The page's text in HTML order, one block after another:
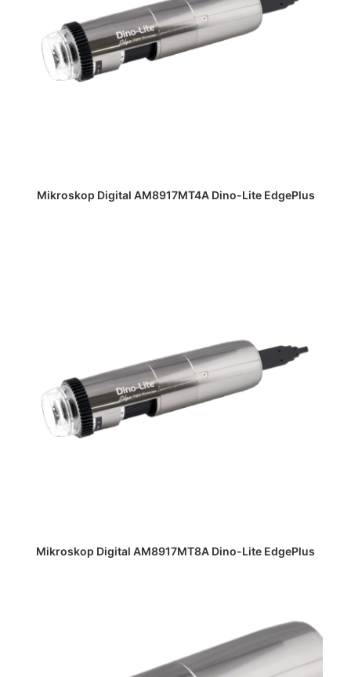
DAPATKAN PENAWARAN HARGA
Mikroskop Digital AM8917MT4A Dino-Lite EdgePlus
DAPATKAN PENAWARAN HARGA
Mikroskop Digital AM8917MT8A Dino-Lite EdgePlus